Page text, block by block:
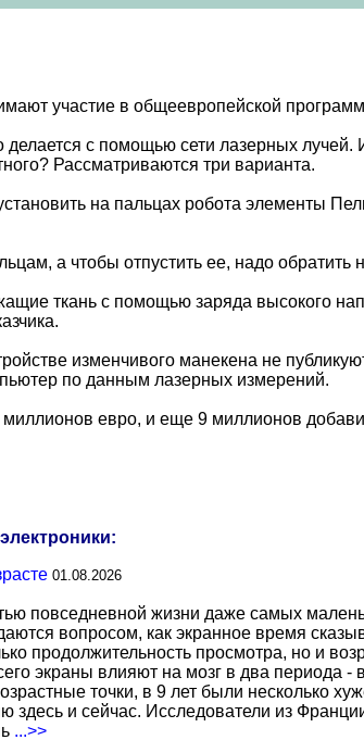
участие в общеевропейской
с помощью сети лазерных
Рассматриваются три варианта.
на пальцах робота элементы
а чтобы отпустить ее, надо
ткань с помощью заряда высокого
изменчивого манекена не
по данным лазерных измерений.
миллионов евро, и еще 9 миллионов
01.08.2026
повседневной жизни даже самых
вопросом, как экранное время
продолжительность просмотра, но и
экраны влияют на мозг в два периода
точки, в 9 лет были несколько
здесь и сейчас. Исследователи из
...>>